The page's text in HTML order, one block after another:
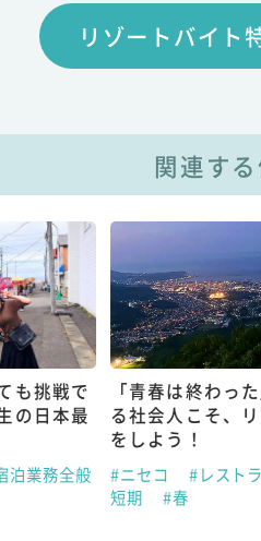
リゾートバイト
関連す
も挑戦で
の日本最
泊業務全般
「青春は終わっ
る社会人こそ、
をしよう！
#ニセコ #レスト
短期
#春